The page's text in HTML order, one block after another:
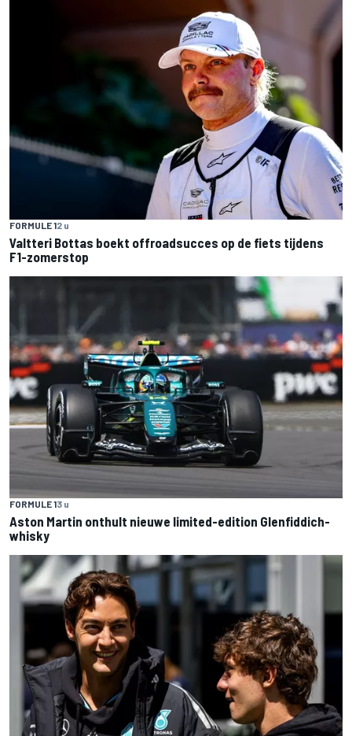
FORMULE 12 u
Valtteri Bottas boekt offroadsucces op de fiets tijdens
F1-zomerstop
FORMULE 13 u
Aston Martin onthult nieuwe limited-edition Glenfiddich-
whisky